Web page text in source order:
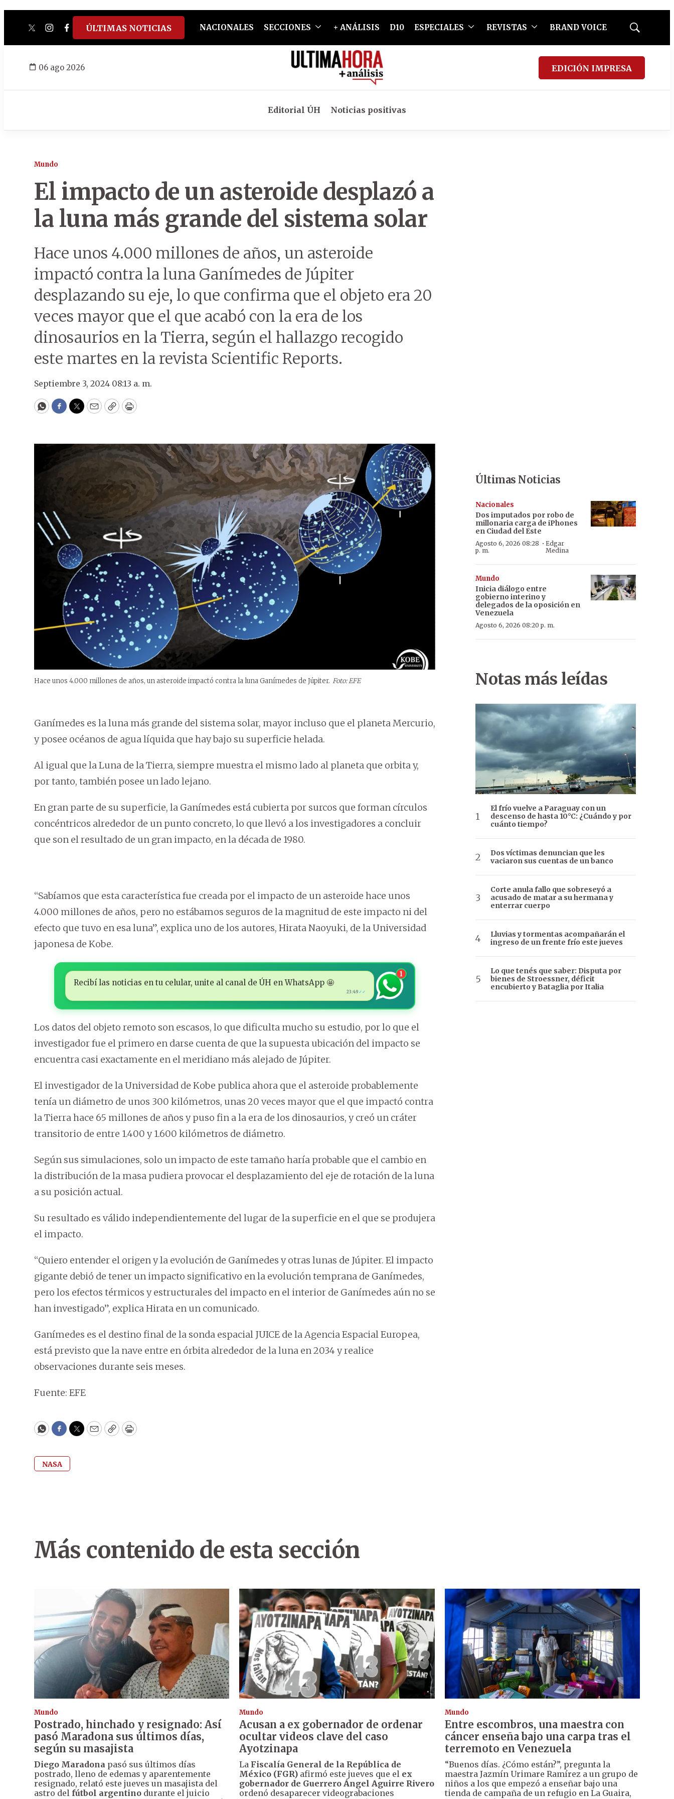
twitterinstagram
facebook
tiktokyoutube
spotify
ÚLTIMAS NOTICIAS NACIONALES SECCIONES + ANÁLISIS D10 ESPECIALES REVISTAS BRAND VOICE
Mostrar
06 ago 2026 EDICIÓN IMPRESA
Editorial ÚH Noticias positivas
Mundo
El impacto de un asteroide desplazó a
la luna más grande del sistema solar
Hace unos 4.000 millones de años, un asteroide
impactó contra la luna Ganímedes de Júpiter
desplazando su eje, lo que confirma que el objeto era 20
veces mayor que el que acabó con la era de los
dinosaurios en la Tierra, según el hallazgo recogido
este martes en la revista Scientific Reports.
Septiembre 3, 2024 08:13 a. m.
WhatsApp
Facebook
Twitter
EmailCopyPrint
Hace unos 4.000 millones de años, un asteroide impactó contra la luna Ganímedes de Júpiter. Foto: EFE
Ganímedes es la luna más grande del sistema solar, mayor incluso que el planeta Mercurio,
y posee océanos de agua líquida que hay bajo su superficie helada.
Al igual que la Luna de la Tierra, siempre muestra el mismo lado al planeta que orbita y,
por tanto, también posee un lado lejano.
En gran parte de su superficie, la Ganímedes está cubierta por surcos que forman círculos
concéntricos alrededor de un punto concreto, lo que llevó a los investigadores a concluir
que son el resultado de un gran impacto, en la década de 1980.
“Sabíamos que esta característica fue creada por el impacto de un asteroide hace unos
4.000 millones de años, pero no estábamos seguros de la magnitud de este impacto ni del
efecto que tuvo en esa luna”, explica uno de los autores, Hirata Naoyuki, de la Universidad
japonesa de Kobe.
Recibí las noticias en tu celular, unite al canal de ÚH en WhatsApp 🤩
23:49 ✓✓
1
Los datos del objeto remoto son escasos, lo que dificulta mucho su estudio, por lo que el
investigador fue el primero en darse cuenta de que la supuesta ubicación del impacto se
encuentra casi exactamente en el meridiano más alejado de Júpiter.
El investigador de la Universidad de Kobe publica ahora que el asteroide probablemente
tenía un diámetro de unos 300 kilómetros, unas 20 veces mayor que el que impactó contra
la Tierra hace 65 millones de años y puso fin a la era de los dinosaurios, y creó un cráter
transitorio de entre 1.400 y 1.600 kilómetros de diámetro.
Según sus simulaciones, solo un impacto de este tamaño haría probable que el cambio en
la distribución de la masa pudiera provocar el desplazamiento del eje de rotación de la luna
a su posición actual.
Su resultado es válido independientemente del lugar de la superficie en el que se produjera
el impacto.
“Quiero entender el origen y la evolución de Ganímedes y otras lunas de Júpiter. El impacto
gigante debió de tener un impacto significativo en la evolución temprana de Ganímedes,
pero los efectos térmicos y estructurales del impacto en el interior de Ganímedes aún no se
han investigado”, explica Hirata en un comunicado.
Ganímedes es el destino final de la sonda espacial JUICE de la Agencia Espacial Europea,
está previsto que la nave entre en órbita alrededor de la luna en 2034 y realice
observaciones durante seis meses.
Fuente: EFE
WhatsApp
Facebook
Twitter
EmailCopyPrint
NASA
Últimas Noticias
Nacionales
Dos imputados por robo de
millonaria carga de iPhones
en Ciudad del Este
Agosto 6, 2026 08:28
p. m.
· Edgar
Medina
Mundo
Inicia diálogo entre
gobierno interino y
delegados de la oposición en
Venezuela
Agosto 6, 2026 08:20 p. m.
Notas más leídas
El frío vuelve a Paraguay con un
descenso de hasta 10°C: ¿Cuándo y por
cuánto tiempo?
Dos víctimas denuncian que les
vaciaron sus cuentas de un banco
Corte anula fallo que sobreseyó a
acusado de matar a su hermana y
enterrar cuerpo
Lluvias y tormentas acompañarán el
ingreso de un frente frío este jueves
Lo que tenés que saber: Disputa por
bienes de Stroessner, déficit
encubierto y Bataglia por Italia
Más contenido de esta sección
Mundo
Postrado, hinchado y resignado: Así
pasó Maradona sus últimos días,
según su masajista
Diego Maradona pasó sus últimos días
postrado, lleno de edemas y aparentemente
resignado, relató este jueves un masajista del
astro del fútbol argentino durante el juicio
Mundo
Acusan a ex gobernador de ordenar
ocultar videos clave del caso
Ayotzinapa
La Fiscalía General de la República de
México (FGR) afirmó este jueves que el ex
gobernador de Guerrero Ángel Aguirre Rivero
ordenó desaparecer videograbaciones
Mundo
Entre escombros, una maestra con
cáncer enseña bajo una carpa tras el
terremoto en Venezuela
“Buenos días. ¿Cómo están?”, pregunta la
maestra Jazmín Urimare Ramírez a un grupo de
niños a los que empezó a enseñar bajo una
tienda de campaña de un refugio en La Guaira,